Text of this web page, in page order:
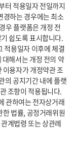
터 적용일자 전일까지
경하는 경우에는 최소
우 플랫폼은 개정 전
쉽도록 표시합니다.
해서는 개정 전의 약
이용자가 개정약관 조
의 공지기간 내에 플랫
조항이 적용됩니다.
법률, 공정거래위원
계법령 또는 상관례